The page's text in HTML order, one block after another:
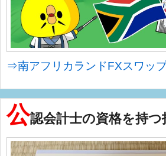
⇒南アフリカランドFXスワッ
公認会計士の資格を持つ